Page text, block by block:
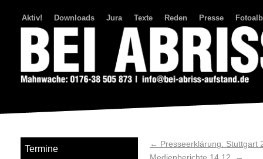
Aktiv! Downloads Jura Texte Reden Presse
← Presseerklärung: Stuttgart
Termine